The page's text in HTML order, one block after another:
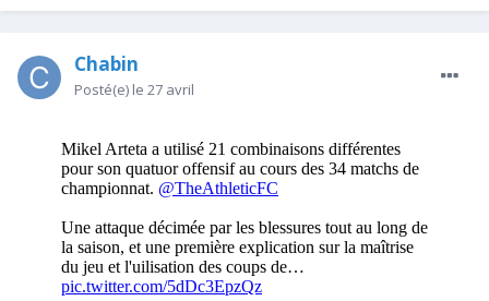
Chabin
Posté(e) le 27 avril